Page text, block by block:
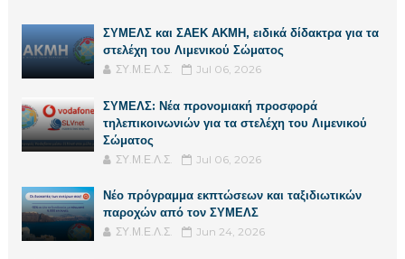
ΣΥΜΕΛΣ και ΣΑΕΚ ΑΚΜΗ, ειδικά δίδακτρα για τα
στελέχη του Λιμενικού Σώματος
ΣΥ.Μ.Ε.Λ.Σ. Jul 06, 2026
ΣΥΜΕΛΣ: Νέα προνομιακή προσφορά
τηλεπικοινωνιών για τα στελέχη του Λιμενικού
Σώματος
ΣΥ.Μ.Ε.Λ.Σ. Jul 06, 2026
Νέο πρόγραμμα εκπτώσεων και ταξιδιωτικών
παροχών από τον ΣΥΜΕΛΣ
ΣΥ.Μ.Ε.Λ.Σ. Jun 24, 2026